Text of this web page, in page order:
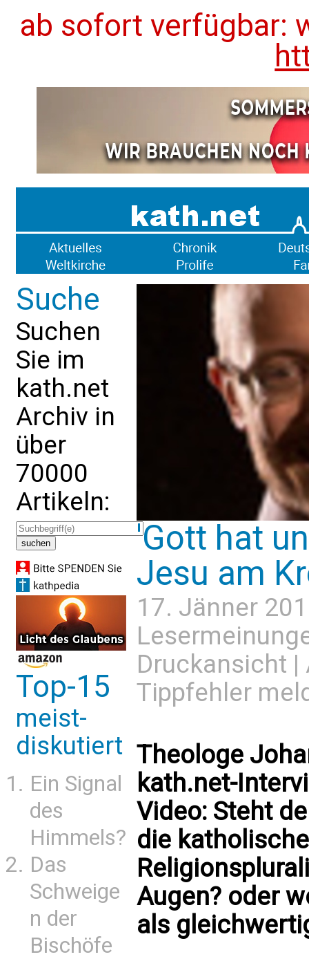
ab sofort verfügbar:
Suche
Suchen
Sie im
kath.net
Archiv in
über
70000
Artikeln:
Top-15
meist-
diskutiert
Ein Signal
des
Himmels?
Das
Schweige
n der
Bischöfe
'Gott hat
Jesu am
17. Jänner
Druckansicht |
Tippfehler
Theologe
kath.net-
Video: Steht
die
Augen? oder
als